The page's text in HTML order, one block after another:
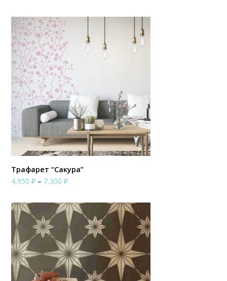
1,300 ₽
1,600 ₽
Трафарет “Сакура”
4,950₽ – 7,300₽Диапазон
4,950 ₽
–
7,300 ₽